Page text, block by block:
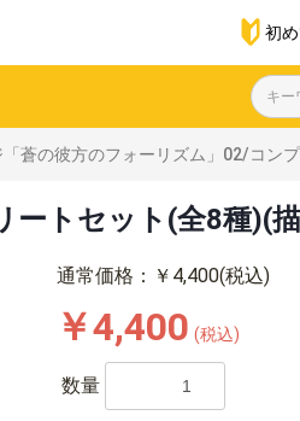
初
蒼の彼方のフォーリズム」02/コン
トセット(全8種)(
通常価格：￥4,400(税込)
￥4,400 (税込)
数量